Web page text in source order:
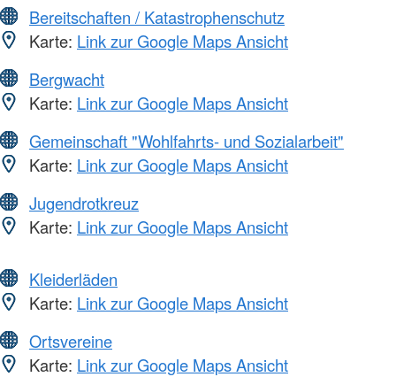
Bereitschaften / Katastrophenschutz
Karte: Link zur Google Maps Ansicht
Bergwacht
Karte: Link zur Google Maps Ansicht
Gemeinschaft "Wohlfahrts- und Sozialarbeit"
Karte: Link zur Google Maps Ansicht
Jugendrotkreuz
Karte: Link zur Google Maps Ansicht
Kleiderläden
Karte: Link zur Google Maps Ansicht
Ortsvereine
Karte: Link zur Google Maps Ansicht